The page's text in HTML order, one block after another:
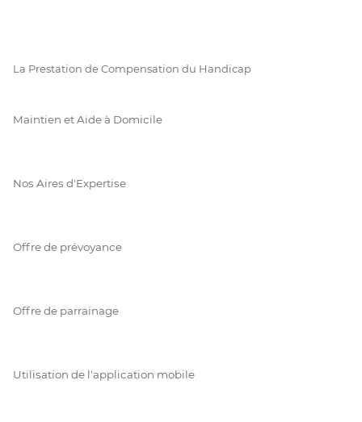
La Prestation de Compensation du Handicap
Maintien et Aide à Domicile
Nos Aires d'Expertise
Offre de prévoyance
Offre de parrainage
Utilisation de l'application mobile